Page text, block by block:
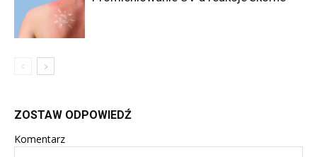
ZOSTAW ODPOWIEDŹ
Komentarz